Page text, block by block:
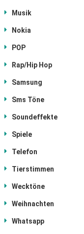
Musik
Nokia
POP
Rap/Hip Hop
Samsung
Sms Töne
Soundeffekte
Spiele
Telefon
Tierstimmen
Wecktöne
Weihnachten
Whatsapp